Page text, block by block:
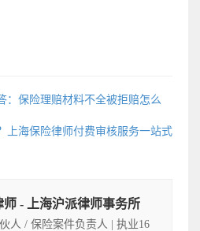
：保险理赔材料不全被拒赔怎么
上海保险律师付费审核服务一站式
师 - 上海沪派律师事务所
人 / 保险案件负责人 | 执业16